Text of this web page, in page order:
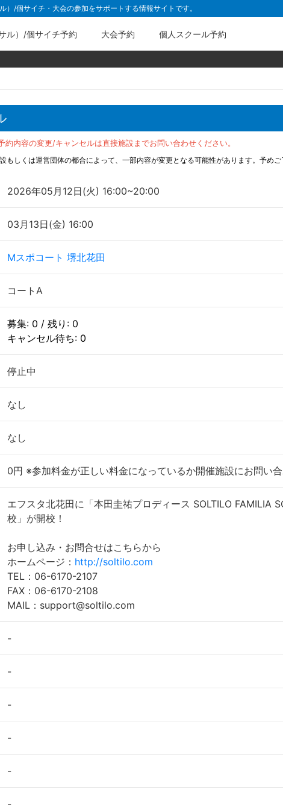
/個サイチ・大会の参加をサポートする情報サイトです。
ル）/個サイチ予約 大会予約 個人スクール予約
約内容の変更/キャンセルは直接施設までお問い合わせください。
もしくは運営団体の都合によって、一部内容が変更となる可能性があります。予めご
2026年05月12日(火) 16:00~20:00
03月13日(金) 16:00
Mスポコート 堺北花田
コートA
募集: 0 / 残り: 0
キャンセル待ち: 0
停止中
なし
なし
0円 ※参加料金が正しい料金になっているか開催施設にお問い合
エフスタ北花田に「本田圭祐プロディース SOLTILO FAMILIA
校」が開校！
お申し込み・お問合せはこちらから
ホームページ： http://soltilo.com
TEL：06-6170-2107
FAX：06-6170-2108
MAIL：support@soltilo.com
-
-
-
-
-
-